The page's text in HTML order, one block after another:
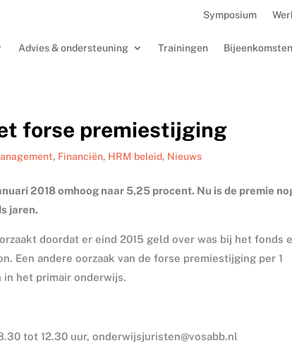
Symposium
Advies & ondersteuning Trainingen Bijeenkomsten
forse premiestijging
, Financiën, HRM beleid, Nieuws
2018 omhoog naar 5,25 procent. Nu is de premie
jaren.
doordat er eind 2015 geld over was bij het fonds
Een andere oorzaak van de forse premiestijging per 1
het primair onderwijs.
tot 12.30 uur, onderwijsjuristen@vosabb.nl